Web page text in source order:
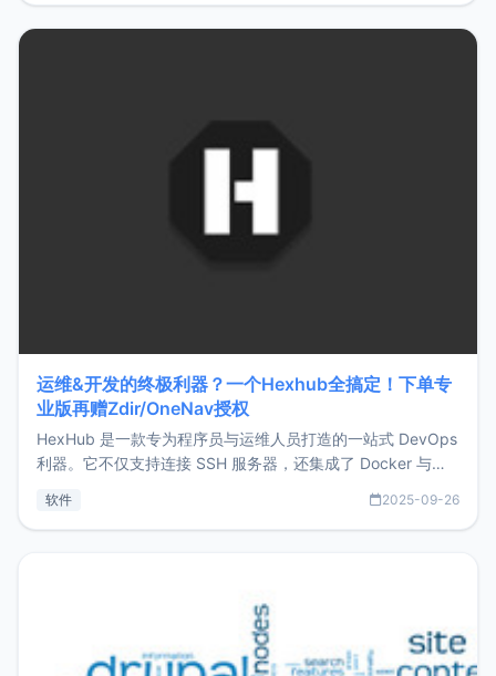
运维&开发的终极利器？一个Hexhub全搞定！下单专
业版再赠Zdir/OneNav授权
HexHub 是一款专为程序员与运维人员打造的一站式 DevOps
利器。它不仅支持连接 SSH 服务器，还集成了 Docker 与常
件间频繁切换，仅凭 HexHub 即可同时搞定运维与数据库操
软件 2025-09-26